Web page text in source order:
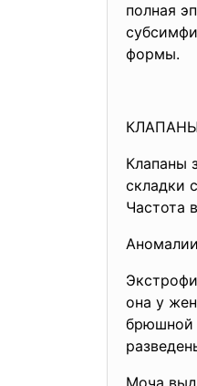
полная
формы.
Клапаны
складки
Частота
она у
брюшной
Моча